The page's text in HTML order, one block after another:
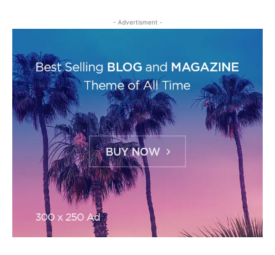
- Advertisment -